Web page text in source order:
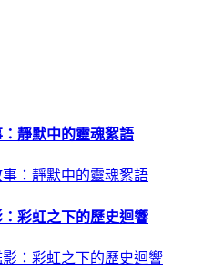
：靜默中的靈魂絮語
：彩虹之下的歷史迴響